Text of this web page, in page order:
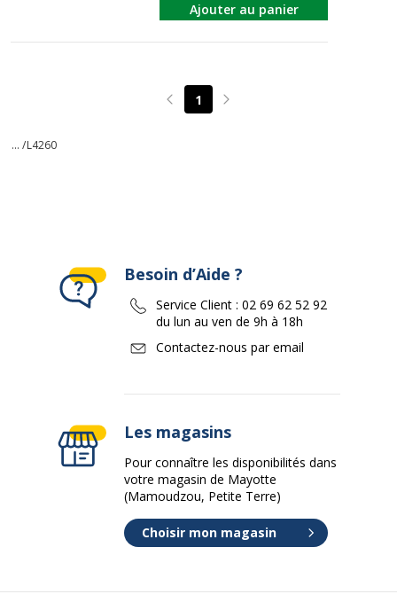
Ajouter au panier
Page précédente
1 Page suivante
... /L4260
Besoin d’Aide ?
Service Client : 02 69 62 52 92
du lun au ven de 9h à 18h
Contactez-nous par email
Les magasins
Pour connaître les disponibilités dans
votre magasin de Mayotte
(Mamoudzou, Petite Terre)
Choisir mon magasin